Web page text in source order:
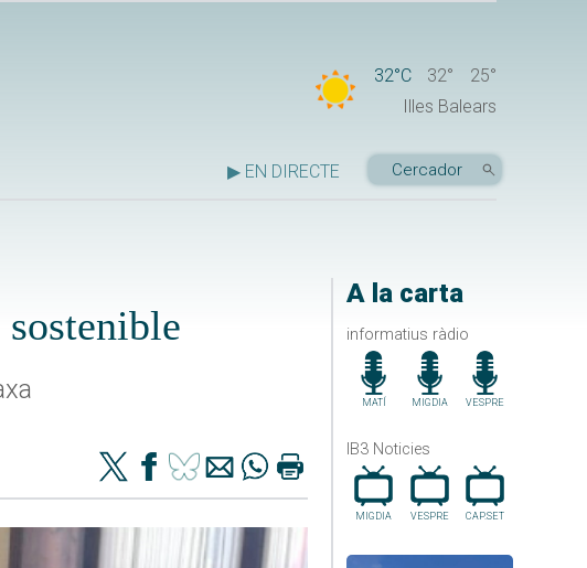
32°C 32°
25°
Illes Balears
▶ EN DIRECTE
A la carta
informatius ràdio
MATÍ MIGDIA VESPRE
IB3 Noticies
MIGDIA VESPRE CAP.SET